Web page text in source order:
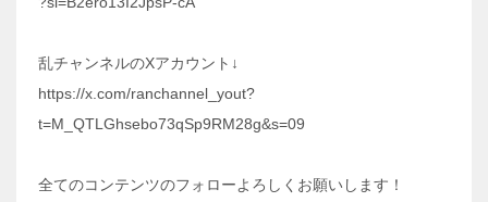
乱チャンネルのXアカウント↓
https://x.com/ranchannel_yout?
t=M_QTLGhsebo73qSp9RM28g&s=09
全てのコンテンツのフォローよろしくお願いします！